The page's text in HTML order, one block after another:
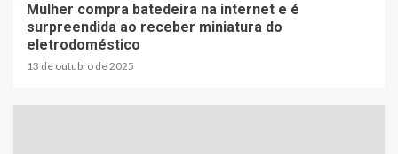
Mulher compra batedeira na internet e é
surpreendida ao receber miniatura do
eletrodoméstico
13 de outubro de 2025